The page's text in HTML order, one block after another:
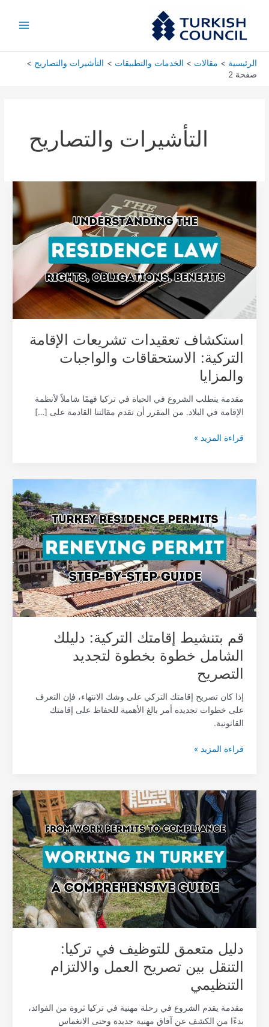
المحتوى
الرئيسية مقالات الخدمات والتطبيقات
التأشيرات والتصاريح
صفحة 2
التأشيرات والتصاريح
استكشاف تعقيدات تشريعات الإقامة
التركية: الاستحقاقات والواجبات
والمزايا
مقدمة يتطلب الشروع في الحياة في تركيا فهمًا شاملاً لأنظمة
الإقامة في البلاد. من المقرر أن تقدم مقالتنا القادمة على […]
تشريعات
الإقامة
التركية:
الاستحقاقات
والواجبات
والمزايا
قراءة المزيد »
قم بتنشيط إقامتك التركية: دليلك
الشامل خطوة بخطوة لتجديد
التصريح
إذا كان تصريح إقامتك التركي على وشك الانتهاء، فإن التعرف
على خطوات تجديده أمر بالغ الأهمية للحفاظ على إقامتك
القانونية.
إقامتك
التركية:
دليلك
الشامل
خطوة
بخطوة
لتجديد
التصريح
قراءة المزيد »
دليل متعمق للتوظيف في تركيا:
التنقل بين تصريح العمل والالتزام
التنظيمي
مقدمة يقدم الشروع في رحلة مهنية في تركيا ثروة من الفوائد،
بدءًا من الكشف عن آفاق مهنية جديدة وحتى الانغماس
دليل
متعمق
للتوظيف
في
تركيا:
التنقل
بين
تصريح
العمل
والالتزام
التنظيمي